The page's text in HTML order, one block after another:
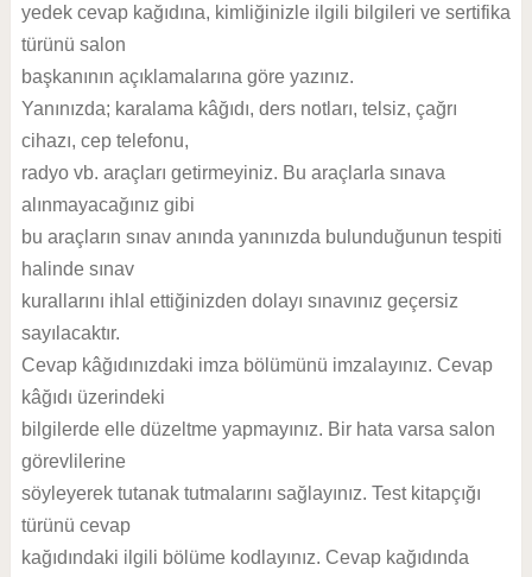
yedek cevap kağıdına, kimliğinizle ilgili bilgileri ve sertifika
türünü salon
başkanının açıklamalarına göre yazınız.
Yanınızda; karalama kâğıdı, ders notları, telsiz, çağrı
cihazı, cep telefonu,
radyo vb. araçları getirmeyiniz. Bu araçlarla sınava
alınmayacağınız gibi
bu araçların sınav anında yanınızda bulunduğunun tespiti
halinde sınav
kurallarını ihlal ettiğinizden dolayı sınavınız geçersiz
sayılacaktır.
Cevap kâğıdınızdaki imza bölümünü imzalayınız. Cevap
kâğıdı üzerindeki
bilgilerde elle düzeltme yapmayınız. Bir hata varsa salon
görevlilerine
söyleyerek tutanak tutmalarını sağlayınız. Test kitapçığı
türünü cevap
kağıdındaki ilgili bölüme kodlayınız. Cevap kağıdında